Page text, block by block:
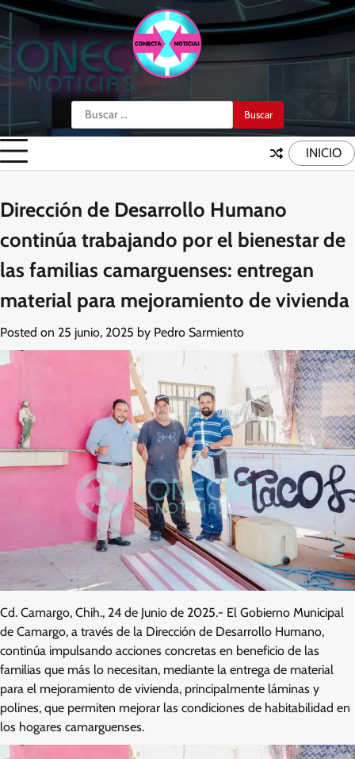
Skip
content
Buscar:
INICIO
Dirección de Desarrollo Humano
continúa trabajando por el bienestar de
las familias camarguenses: entregan
material para mejoramiento de vivienda
Posted on 25 junio, 2025 by Pedro Sarmiento
Cd. Camargo, Chih., 24 de Junio de 2025.- El Gobierno Municipal
de Camargo, a través de la Dirección de Desarrollo Humano,
continúa impulsando acciones concretas en beneficio de las
familias que más lo necesitan, mediante la entrega de material
para el mejoramiento de vivienda, principalmente láminas y
polines, que permiten mejorar las condiciones de habitabilidad en
los hogares camarguenses.